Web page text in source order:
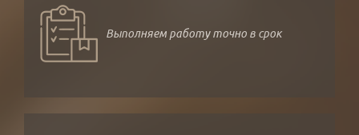
Выполняем работу точно в срок